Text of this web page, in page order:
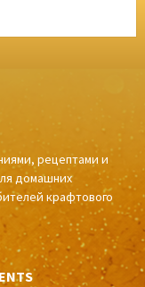
рецептами и
домашних
крафтового